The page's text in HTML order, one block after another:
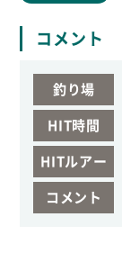
コメント
釣り場
HIT時間
HITルアー
コメント